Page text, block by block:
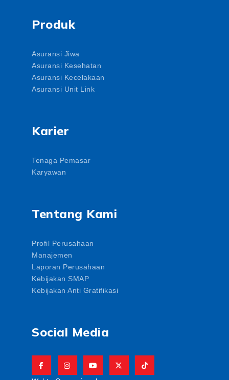
Produk
Asuransi Jiwa
Asuransi Kesehatan
Asuransi Kecelakaan
Asuransi Unit Link
Karier
Tenaga Pemasar
Karyawan
Tentang Kami
Profil Perusahaan
Manajemen
Laporan Perusahaan
Kebijakan SMAP
Kebijakan Anti Gratifikasi
Social Media